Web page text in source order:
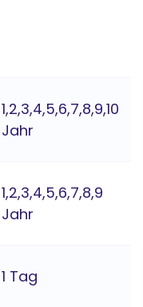
1,2,3,4,5,6,7,8,9,10
Jahr
1,2,3,4,5,6,7,8,9
Jahr
1 Tag